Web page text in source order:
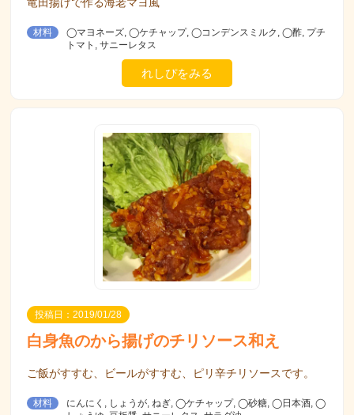
材料
◯マヨネーズ, ◯ケチャップ, ◯コンデンスミルク, ◯酢, プチ
トマト, サニーレタス
れしぴをみる
投稿日：2019/01/28
白身魚のから揚げのチリソース和え
ご飯がすすむ、ビールがすすむ、ピリ辛チリソースです。
材料
にんにく, しょうが, ねぎ, ◯ケチャップ, ◯砂糖, ◯日本酒, ◯